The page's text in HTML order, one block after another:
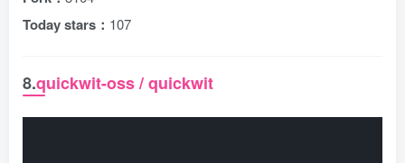
Today stars： 107
8.quickwit-oss / quickwit